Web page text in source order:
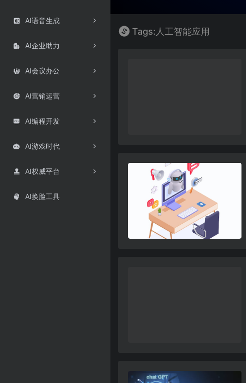
 AI语音生成
 AI企业助力
 AI会议办公
 AI营销运营
 AI编程开发
 AI游戏时代
 AI权威平台
 AI换脸工具
Tags:人工智能应用